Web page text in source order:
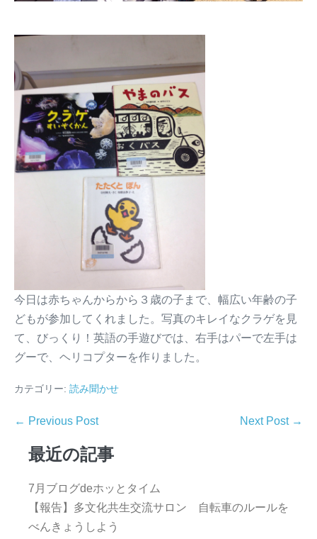
今日は赤ちゃんからから３歳の子まで、幅広い年齢の子
どもが参加してくれました。写真のキレイなクラゲを見
て、びっくり！英語の手遊びでは、右手はパーで左手は
グーで、ヘリコプターを作りました。
カテゴリー: 読み聞かせ
← Previous Post Next Post →
最近の記事
7月ブログdeホッとタイム
【報告】多文化共生交流サロン 自転車のルールを
べんきょうしよう